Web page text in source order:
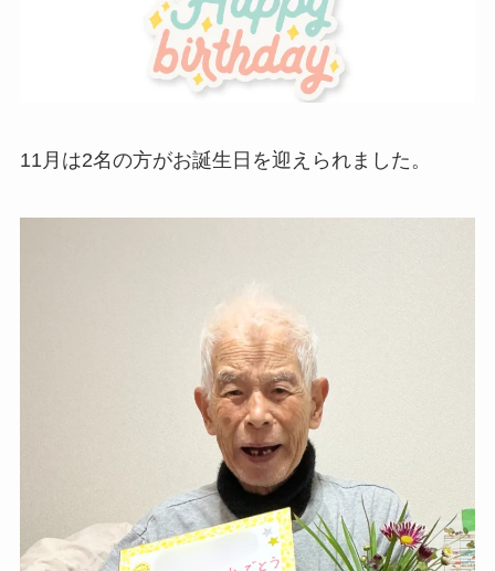
11月は2名の方がお誕生日を迎えられました。